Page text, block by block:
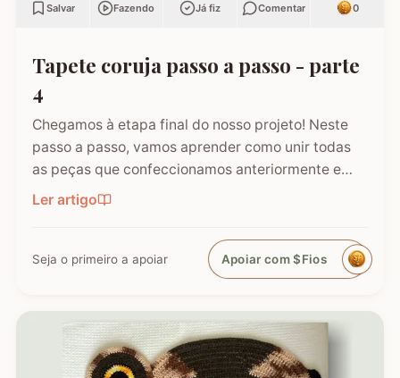
Salvar Fazendo Já fiz Comentar 0
Tapete coruja passo a passo - parte
4
Chegamos à etapa final do nosso projeto! Neste
passo a passo, vamos aprender como unir todas
as peças que confeccionamos anteriormente e
finalizar o Tapete Coruja. Esta é a fase onde o
trabalho ganha vida, exigindo atenção aos
detalhes da costura para que o acabamento fique
perfeito e profissional.…
Ler artigo
Seja o primeiro a apoiar Apoiar com $Fios